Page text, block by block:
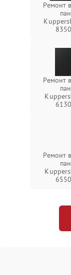
Ремонт
Ремонт
Ремонт